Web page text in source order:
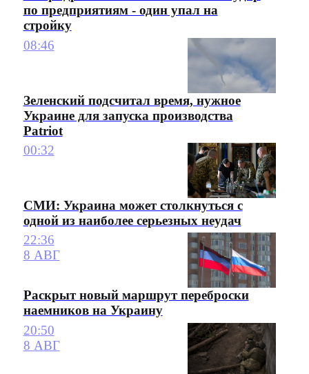
по предприятиям - один упал на
стройку
08:46
Зеленский подсчитал время, нужное
Украине для запуска производства
Patriot
00:32
СМИ: Украина может столкнуться с
одной из наиболее серьезных неудач
22:36
8 АВГ
Раскрыт новый маршрут переброски
наемников на Украину
20:50
8 АВГ